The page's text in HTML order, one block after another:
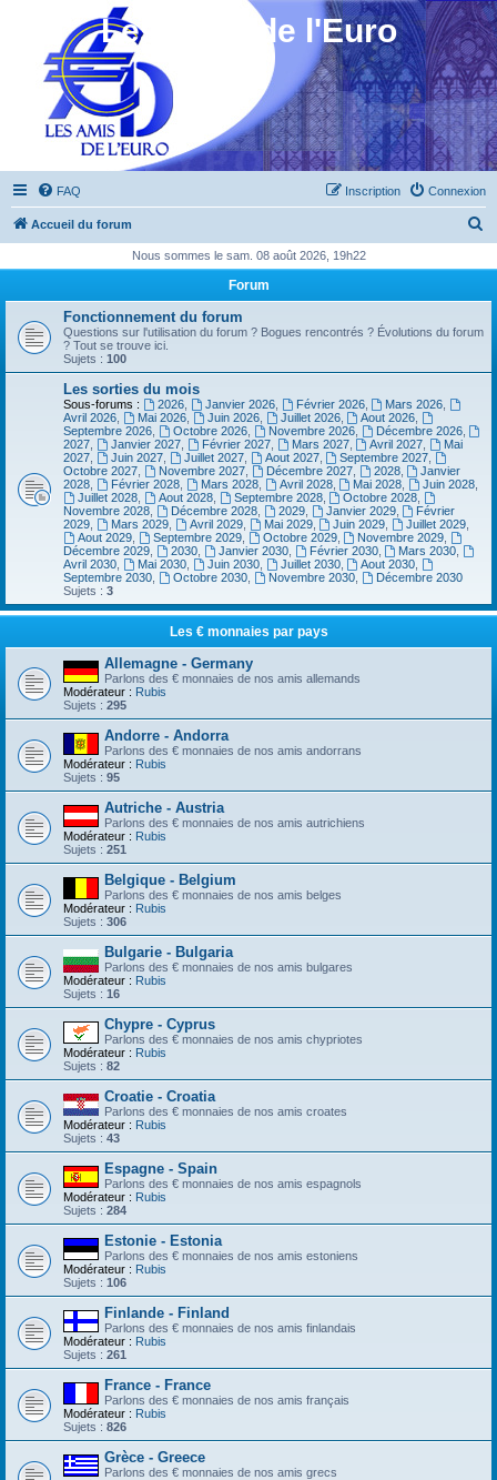
Les Amis de l'Euro
FAQ Connexion
Inscription
Accueil du forum
h
Nous sommes le sam. 08 août 2026, 19h22
Forum
Fonctionnement du forum
Questions sur l'utilisation du forum ? Bogues rencontrés ? Évolutions du forum
? Tout se trouve ici.
Sujets : 100
Les sorties du mois
Sous-forums : 2026, Janvier 2026, Février 2026, Mars 2026
Avril 2026
Mai 2026, Juin 2026, Juillet 2026, Aout 2026
Septembre 2026
Octobre 2026, Novembre 2026, Décembre 2026,
2027
Janvier 2027, Février 2027, Mars 2027, Avril 2027
Mai
2027
Juin 2027, Juillet 2027, Aout 2027, Septembre 2027
Octobre 2027
Novembre 2027, Décembre 2027, 2028,
Janvier
2028
Février 2028, Mars 2028, Avril 2028, Mai 2028 Juin 2028
Juillet 2028, Aout 2028, Septembre 2028, Octobre 2028
Novembre 2028
Décembre 2028, 2029, Janvier 2029,
Février
2029
Mars 2029, Avril 2029, Mai 2029, Juin 2029 Juillet 2029
Aout 2029, Septembre 2029, Octobre 2029, Novembre 2029
Décembre 2029
2030, Janvier 2030, Février 2030, Mars 2030
Avril 2030
Mai 2030, Juin 2030, Juillet 2030, Aout 2030
Septembre 2030
Octobre 2030, Novembre 2030,
Décembre 2030
Sujets : 3
Les € monnaies par pays
Allemagne - Germany
Parlons des € monnaies de nos amis allemands
Modérateur : Rubis
Sujets : 295
Andorre - Andorra
Parlons des € monnaies de nos amis andorrans
Modérateur : Rubis
Sujets : 95
Autriche - Austria
Parlons des € monnaies de nos amis autrichiens
Modérateur : Rubis
Sujets : 251
Belgique - Belgium
Parlons des € monnaies de nos amis belges
Modérateur : Rubis
Sujets : 306
Bulgarie - Bulgaria
Parlons des € monnaies de nos amis bulgares
Modérateur : Rubis
Sujets : 16
Chypre - Cyprus
Parlons des € monnaies de nos amis chypriotes
Modérateur : Rubis
Sujets : 82
Croatie - Croatia
Parlons des € monnaies de nos amis croates
Modérateur : Rubis
Sujets : 43
Espagne - Spain
Parlons des € monnaies de nos amis espagnols
Modérateur : Rubis
Sujets : 284
Estonie - Estonia
Parlons des € monnaies de nos amis estoniens
Modérateur : Rubis
Sujets : 106
Finlande - Finland
Parlons des € monnaies de nos amis finlandais
Modérateur : Rubis
Sujets : 261
France - France
Parlons des € monnaies de nos amis français
Modérateur : Rubis
Sujets : 826
Grèce - Greece
Parlons des € monnaies de nos amis grecs